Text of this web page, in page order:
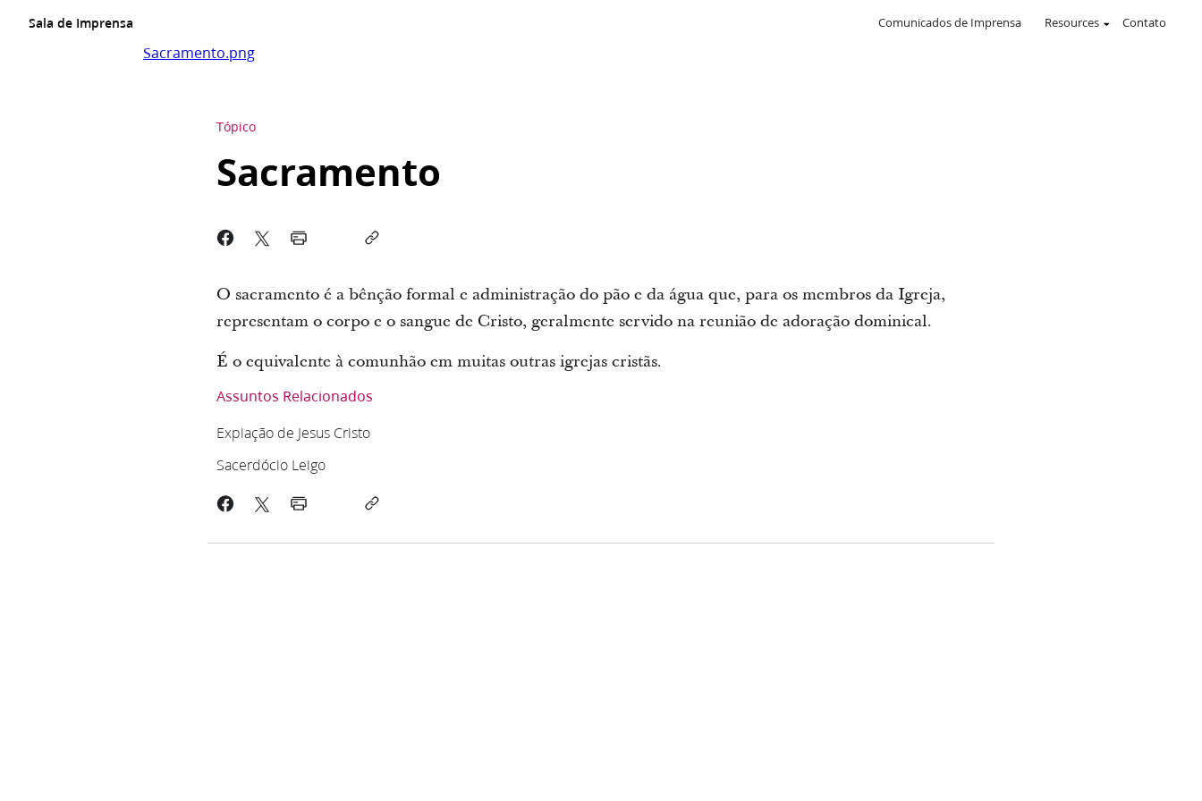
Sala de Imprensa Comunicados de Imprensa Resources Contato
Sacramento.png
Tópico
Sacramento
O sacramento é a bênção formal e administração do pão e da água que, para os membros da Igreja,
representam o corpo e o sangue de Cristo, geralmente servido na reunião de adoração dominical.
É o equivalente à comunhão em muitas outras igrejas cristãs.
Assuntos Relacionados
Expiação de Jesus Cristo
Sacerdócio Leigo